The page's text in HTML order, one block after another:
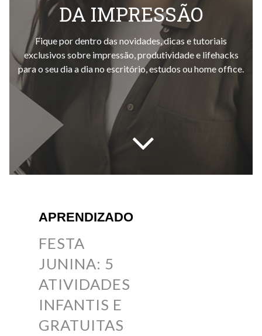
DA IMPRESSÃO
Fique por dentro das novidades, dicas e tutoriais
exclusivos sobre impressão, produtividade e lifehacks
para o seu dia a dia no escritório, estudos ou home office.
APRENDIZADO
FESTA
JUNINA: 5
ATIVIDADES
INFANTIS E
GRATUITAS